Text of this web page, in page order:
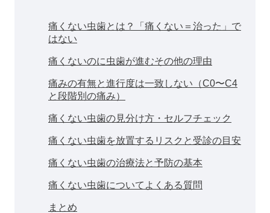
痛くない虫歯とは？「痛くない＝治った」で
はない
痛くないのに虫歯が進むその他の理由
痛みの有無と進行度は一致しない（C0〜C4
と段階別の痛み）
痛くない虫歯の見分け方・セルフチェック
痛くない虫歯を放置するリスクと受診の目安
痛くない虫歯の治療法と予防の基本
痛くない虫歯についてよくある質問
まとめ